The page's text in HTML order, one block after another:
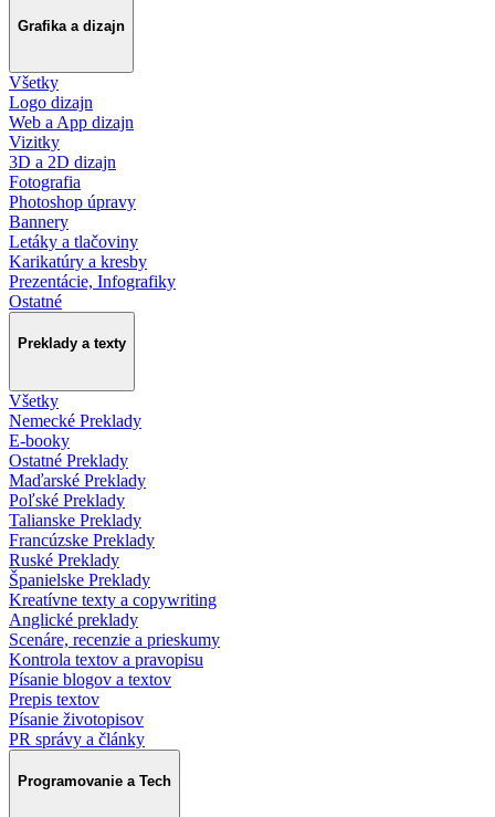
Grafika a dizajn
Všetky
Logo dizajn
Web a App dizajn
Vizitky
3D a 2D dizajn
Fotografia
Photoshop úpravy
Bannery
Letáky a tlačoviny
Karikatúry a kresby
Prezentácie, Infografiky
Ostatné
Preklady a texty
Všetky
Nemecké Preklady
E-booky
Ostatné Preklady
Maďarské Preklady
Poľské Preklady
Talianske Preklady
Francúzske Preklady
Ruské Preklady
Španielske Preklady
Kreatívne texty a copywriting
Anglické preklady
Scenáre, recenzie a prieskumy
Kontrola textov a pravopisu
Písanie blogov a textov
Prepis textov
Písanie životopisov
PR správy a články
Programovanie a Tech